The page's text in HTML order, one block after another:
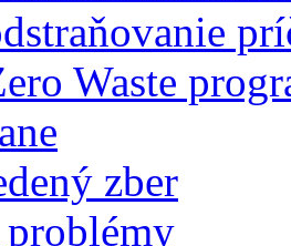
Waste
zber
problémy